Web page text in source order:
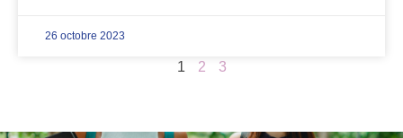
26 octobre 2023
1 2 3